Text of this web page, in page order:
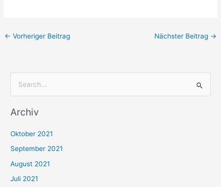
← Vorheriger Beitrag Nächster Beitrag →
c
n
n
a
Archiv
Oktober 2021
September 2021
August 2021
Juli 2021